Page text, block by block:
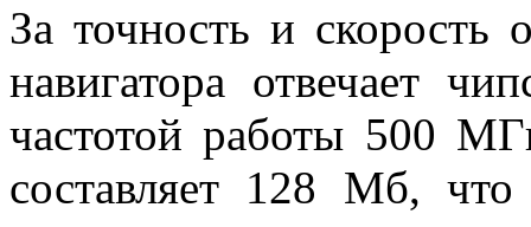
За точность и скорость
навигатора отвечает
частотой работы 500
составляет 128 Мб, что